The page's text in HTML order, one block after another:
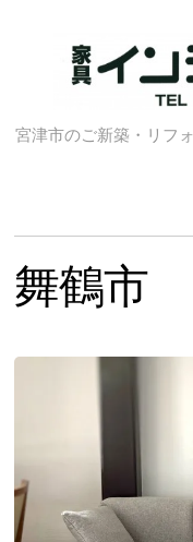
宮津市のご新築・リ
舞鶴市